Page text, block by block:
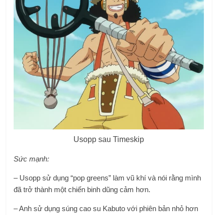
Usopp sau Timeskip
Sức mạnh:
– Usopp sử dụng “pop greens” làm vũ khí và nói rằng mình
đã trở thành một chiến binh dũng cảm hơn.
– Anh sử dụng súng cao su Kabuto với phiên bản nhỏ hơn